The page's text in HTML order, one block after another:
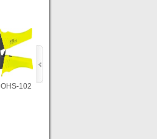
OHS-102